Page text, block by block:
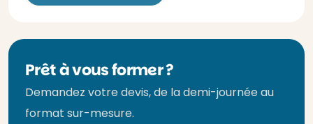
Prêt à vous former ?
Demandez votre devis, de la demi-journée au
format sur-mesure.